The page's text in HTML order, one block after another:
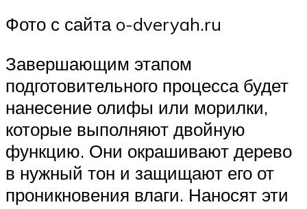
Фото с сайта o-dveryah.ru
Завершающим этапом
подготовительного процесса будет
нанесение олифы или морилки,
которые выполняют двойную
функцию. Они окрашивают дерево
в нужный тон и защищают его от
проникновения влаги. Наносят эти